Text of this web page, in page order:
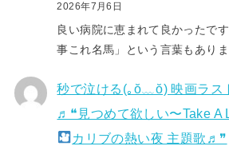
2026年7月6日
良い病院に恵まれて良かったで
事これ名馬」という言葉もあり
秒で泣ける(⁠｡⁠ŏ⁠﹏⁠ŏ⁠) 映画ラス
♬❝見つめて欲しい〜Take A
カリブの熱い夜 主題歌♬❞